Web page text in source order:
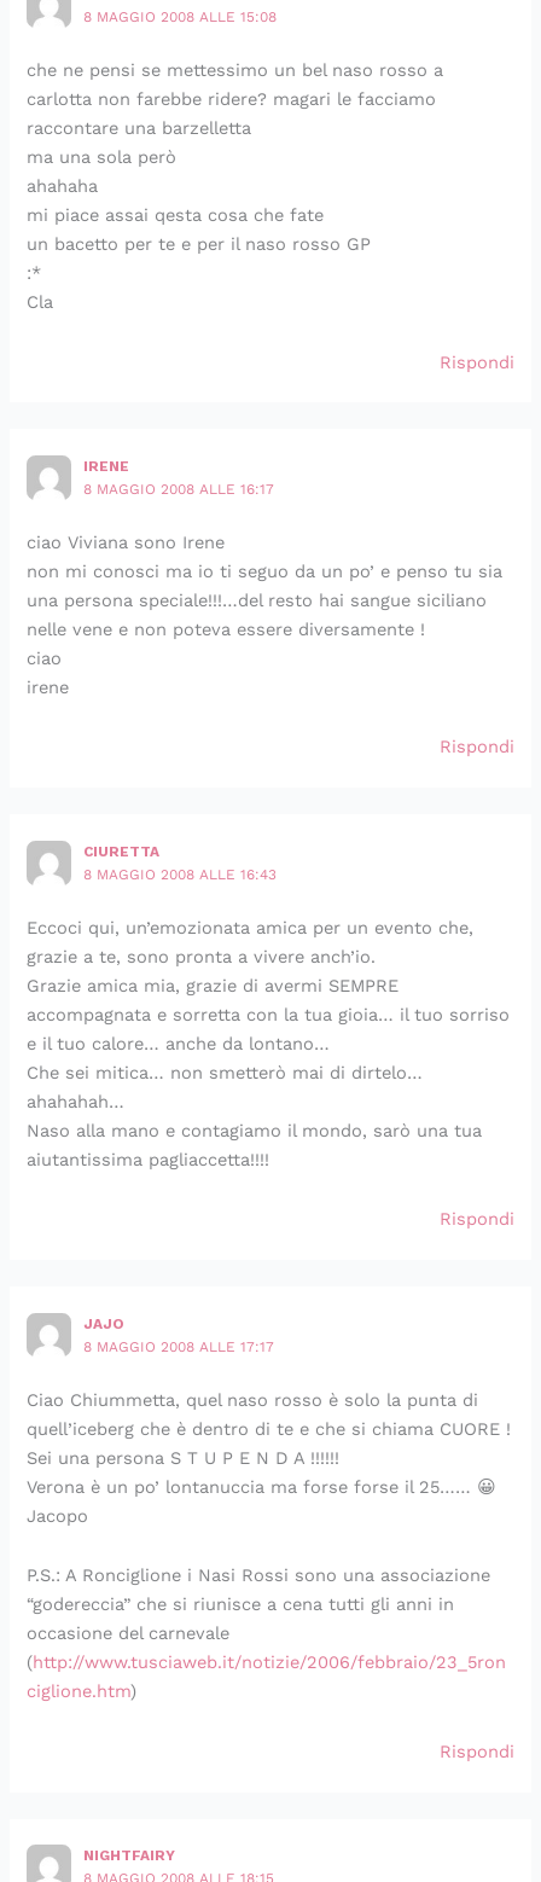
8 MAGGIO 2008 ALLE 15:08
che ne pensi se mettessimo un bel naso rosso a
carlotta non farebbe ridere? magari le facciamo
raccontare una barzelletta
ma una sola però
ahahaha
mi piace assai qesta cosa che fate
un bacetto per te e per il naso rosso GP
:*
Cla
Rispondi
IRENE
8 MAGGIO 2008 ALLE 16:17
ciao Viviana sono Irene
non mi conosci ma io ti seguo da un po’ e penso tu sia
una persona speciale!!!…del resto hai sangue siciliano
nelle vene e non poteva essere diversamente !
ciao
irene
Rispondi
CIURETTA
8 MAGGIO 2008 ALLE 16:43
Eccoci qui, un’emozionata amica per un evento che,
grazie a te, sono pronta a vivere anch’io.
Grazie amica mia, grazie di avermi SEMPRE
accompagnata e sorretta con la tua gioia… il tuo sorriso
e il tuo calore… anche da lontano…
Che sei mitica… non smetterò mai di dirtelo…
ahahahah…
Naso alla mano e contagiamo il mondo, sarò una tua
aiutantissima pagliaccetta!!!!
Rispondi
JAJO
8 MAGGIO 2008 ALLE 17:17
Ciao Chiummetta, quel naso rosso è solo la punta di
quell’iceberg che è dentro di te e che si chiama CUORE !
Sei una persona S T U P E N D A !!!!!!
Verona è un po’ lontanuccia ma forse forse il 25…… 😀
Jacopo
P.S.: A Ronciglione i Nasi Rossi sono una associazione
“godereccia” che si riunisce a cena tutti gli anni in
occasione del carnevale
(http://www.tusciaweb.it/notizie/2006/febbraio/23_5ron
ciglione.htm)
Rispondi
NIGHTFAIRY